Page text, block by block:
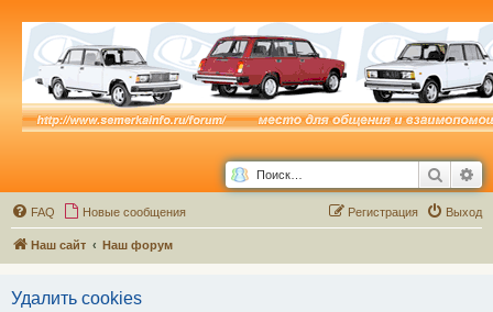
Поиск
FAQ Новые сообщения Выход
Регистрация
Наш сайт Наш форум
Удалить cookies